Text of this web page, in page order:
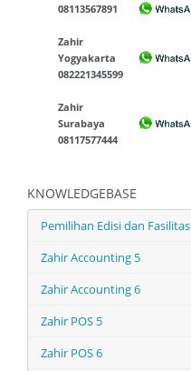
08113567891
Zahir
Yogyakarta
082221345599
Zahir
Surabaya
08117577444
KNOWLEDGEBASE
Pemilihan Edisi dan Fasilitas
Zahir Accounting 5
Zahir Accounting 6
Zahir POS 5
Zahir POS 6